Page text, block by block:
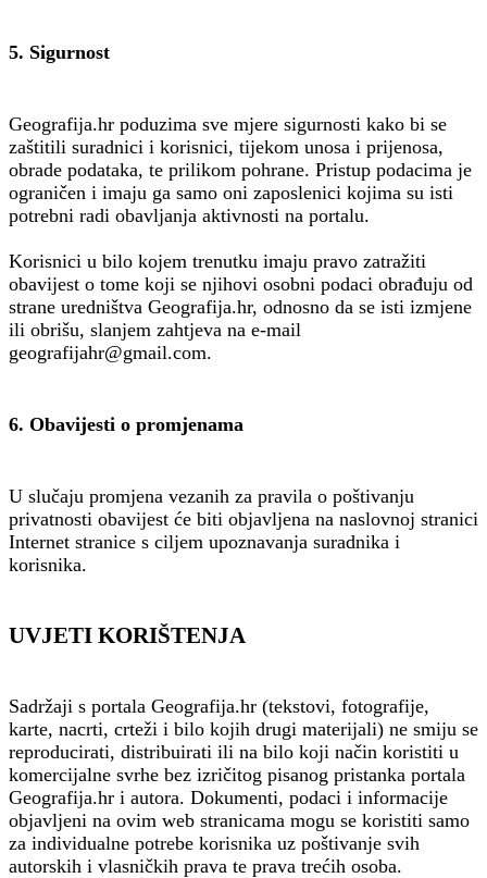
5. Sigurnost
Geografija.hr poduzima sve mjere sigurnosti kako bi se
zaštitili suradnici i korisnici, tijekom unosa i prijenosa,
obrade podataka, te prilikom pohrane. Pristup podacima je
ograničen i imaju ga samo oni zaposlenici kojima su isti
potrebni radi obavljanja aktivnosti na portalu.
Korisnici u bilo kojem trenutku imaju pravo zatražiti
obavijest o tome koji se njihovi osobni podaci obrađuju od
strane uredništva Geografija.hr, odnosno da se isti izmjene
ili obrišu, slanjem zahtjeva na e-mail
geografijahr@gmail.com.
6. Obavijesti o promjenama
U slučaju promjena vezanih za pravila o poštivanju
privatnosti obavijest će biti objavljena na naslovnoj stranici
Internet stranice s ciljem upoznavanja suradnika i
korisnika.
UVJETI KORIŠTENJA
Sadržaji s portala Geografija.hr (tekstovi, fotografije,
karte, nacrti, crteži i bilo kojih drugi materijali) ne smiju se
reproducirati, distribuirati ili na bilo koji način koristiti u
komercijalne svrhe bez izričitog pisanog pristanka portala
Geografija.hr i autora. Dokumenti, podaci i informacije
objavljeni na ovim web stranicama mogu se koristiti samo
za individualne potrebe korisnika uz poštivanje svih
autorskih i vlasničkih prava te prava trećih osoba.